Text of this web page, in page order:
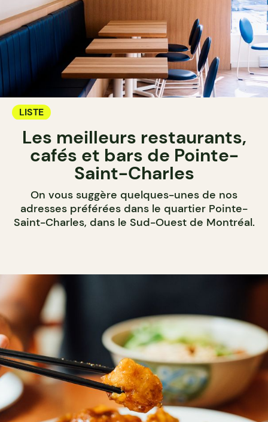
LISTE
Les meilleurs restaurants,
cafés et bars de Pointe-
Saint-Charles
On vous suggère quelques-unes de nos
adresses préférées dans le quartier Pointe-
Saint-Charles, dans le Sud-Ouest de Montréal.